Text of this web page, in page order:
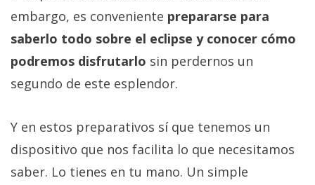
embargo, es conveniente prepararse para
saberlo todo sobre el eclipse y conocer cómo
podremos disfrutarlo sin perdernos un
segundo de este esplendor.
Y en estos preparativos sí que tenemos un
dispositivo que nos facilita lo que necesitamos
saber. Lo tienes en tu mano. Un simple